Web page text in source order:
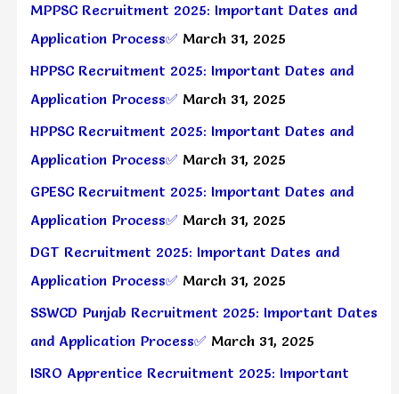
MPPSC Recruitment 2025: Important Dates and
Application Process✅ March 31, 2025
HPPSC Recruitment 2025: Important Dates and
Application Process✅ March 31, 2025
HPPSC Recruitment 2025: Important Dates and
Application Process✅ March 31, 2025
GPESC Recruitment 2025: Important Dates and
Application Process✅ March 31, 2025
DGT Recruitment 2025: Important Dates and
Application Process✅ March 31, 2025
SSWCD Punjab Recruitment 2025: Important Dates
and Application Process✅ March 31, 2025
ISRO Apprentice Recruitment 2025: Important